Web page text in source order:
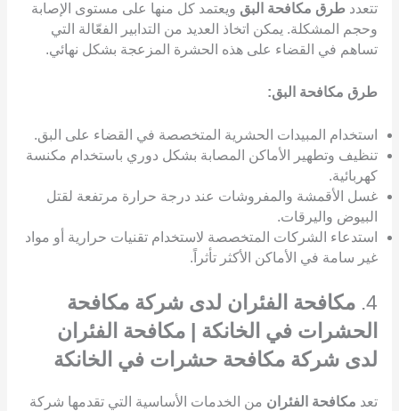
تتعدد طرق مكافحة البق ويعتمد كل منها على مستوى الإصابة
وحجم المشكلة. يمكن اتخاذ العديد من التدابير الفعّالة التي
تساهم في القضاء على هذه الحشرة المزعجة بشكل نهائي.
طرق مكافحة البق:
استخدام المبيدات الحشرية المتخصصة في القضاء على البق.
تنظيف وتطهير الأماكن المصابة بشكل دوري باستخدام مكنسة
كهربائية.
غسل الأقمشة والمفروشات عند درجة حرارة مرتفعة لقتل
البيوض واليرقات.
استدعاء الشركات المتخصصة لاستخدام تقنيات حرارية أو مواد
غير سامة في الأماكن الأكثر تأثراً.
4. مكافحة الفئران لدى شركة مكافحة
الحشرات في الخانكة | مكافحة الفئران
لدى شركة مكافحة حشرات في الخانكة
تعد مكافحة الفئران من الخدمات الأساسية التي تقدمها شركة